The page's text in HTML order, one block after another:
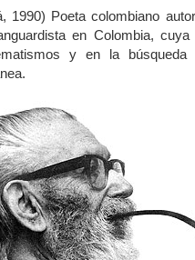
1990) Poeta colombiano
en Colombia,
y en la